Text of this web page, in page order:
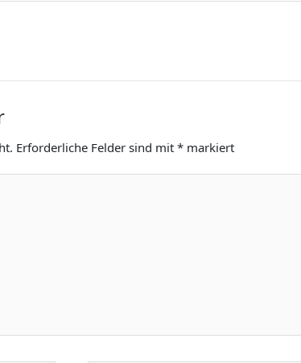
Erforderliche Felder sind mit * markiert